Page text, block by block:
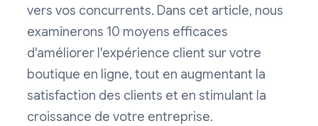
vers vos concurrents. Dans cet article, nous
examinerons 10 moyens efficaces
d'améliorer l'expérience client sur votre
boutique en ligne, tout en augmentant la
satisfaction des clients et en stimulant la
croissance de votre entreprise.